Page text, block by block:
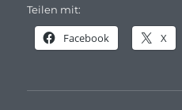
Teilen mit:
Facebook X